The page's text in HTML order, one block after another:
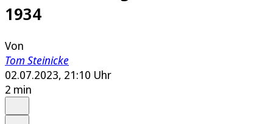
1934
Von
Tom Steinicke
02.07.2023, 21:10 Uhr
2 min